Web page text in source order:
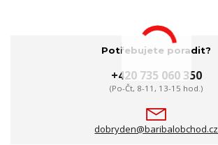
Potřebujete poradit?
+420 735 060 350
(Po-Čt, 8-11, 13-15 hod.)
dobryden@baribalobchod.cz